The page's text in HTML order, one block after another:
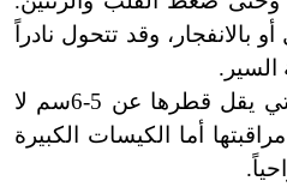
بالانفجار، وقد تتحول نادراً
السير.
يقل قطرها عن 5
- 6سم لا
أما الكيسات الكبيرة